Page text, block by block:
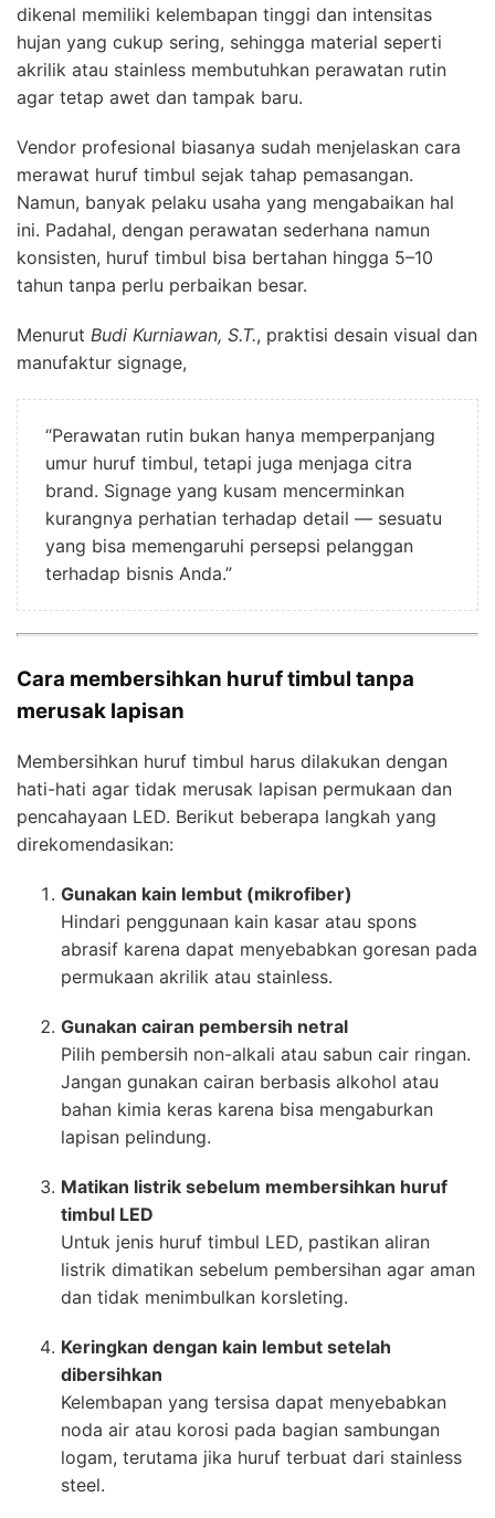
dikenal memiliki kelembapan tinggi dan intensitas
hujan yang cukup sering, sehingga material seperti
akrilik atau stainless membutuhkan perawatan rutin
agar tetap awet dan tampak baru.
Vendor profesional biasanya sudah menjelaskan cara
merawat huruf timbul sejak tahap pemasangan.
Namun, banyak pelaku usaha yang mengabaikan hal
ini. Padahal, dengan perawatan sederhana namun
konsisten, huruf timbul bisa bertahan hingga 5–10
tahun tanpa perlu perbaikan besar.
Menurut Budi Kurniawan, S.T., praktisi desain visual dan
manufaktur signage,
“Perawatan rutin bukan hanya memperpanjang
umur huruf timbul, tetapi juga menjaga citra
brand. Signage yang kusam mencerminkan
kurangnya perhatian terhadap detail — sesuatu
yang bisa memengaruhi persepsi pelanggan
terhadap bisnis Anda.”
Cara membersihkan huruf timbul tanpa
merusak lapisan
Membersihkan huruf timbul harus dilakukan dengan
hati-hati agar tidak merusak lapisan permukaan dan
pencahayaan LED. Berikut beberapa langkah yang
direkomendasikan:
Gunakan kain lembut (mikrofiber)
Hindari penggunaan kain kasar atau spons
abrasif karena dapat menyebabkan goresan pada
permukaan akrilik atau stainless.
Gunakan cairan pembersih netral
Pilih pembersih non-alkali atau sabun cair ringan.
Jangan gunakan cairan berbasis alkohol atau
bahan kimia keras karena bisa mengaburkan
lapisan pelindung.
Matikan listrik sebelum membersihkan huruf
timbul LED
Untuk jenis huruf timbul LED, pastikan aliran
listrik dimatikan sebelum pembersihan agar aman
dan tidak menimbulkan korsleting.
Keringkan dengan kain lembut setelah
dibersihkan
Kelembapan yang tersisa dapat menyebabkan
noda air atau korosi pada bagian sambungan
logam, terutama jika huruf terbuat dari stainless
steel.